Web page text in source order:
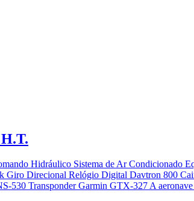
Hidráulico Sistema de Ar Condicionado
Giro Direcional Relógio Digital Davtron 800
Transponder Garmin GTX-327 A aeronave